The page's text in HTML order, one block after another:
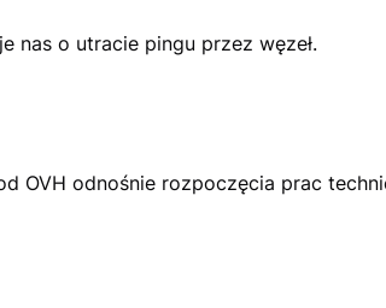
nas o utracie pingu przez węzeł.
OVH odnośnie rozpoczęcia prac